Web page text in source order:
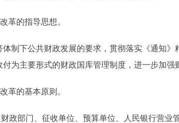
的指导思想。
下公共财政发展的要求，贯彻落实《通知》
为主要形式的财政国库管理制度，进一步加
的基本原则。
部门、征收单位、预算单位、人民银行营业